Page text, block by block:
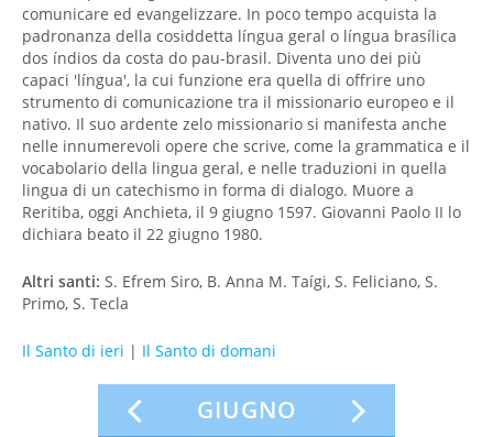
comunicare ed evangelizzare. In poco tempo acquista la
padronanza della cosiddetta língua geral o língua brasílica
dos índios da costa do pau-brasil. Diventa uno dei più
capaci 'língua', la cui funzione era quella di offrire uno
strumento di comunicazione tra il missionario europeo e il
nativo. Il suo ardente zelo missionario si manifesta anche
nelle innumerevoli opere che scrive, come la grammatica e il
vocabolario della lingua geral, e nelle traduzioni in quella
lingua di un catechismo in forma di dialogo. Muore a
Reritiba, oggi Anchieta, il 9 giugno 1597. Giovanni Paolo II lo
dichiara beato il 22 giugno 1980.
Altri santi: S. Efrem Siro, B. Anna M. Taígi, S. Feliciano, S.
Primo, S. Tecla
Il Santo di ieri | Il Santo di domani
GIUGNO